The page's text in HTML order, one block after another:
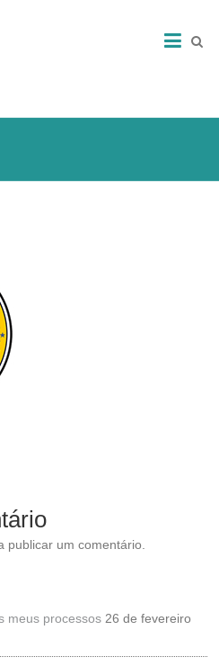
publicar um comentário.
meus processos 26 de fevereiro